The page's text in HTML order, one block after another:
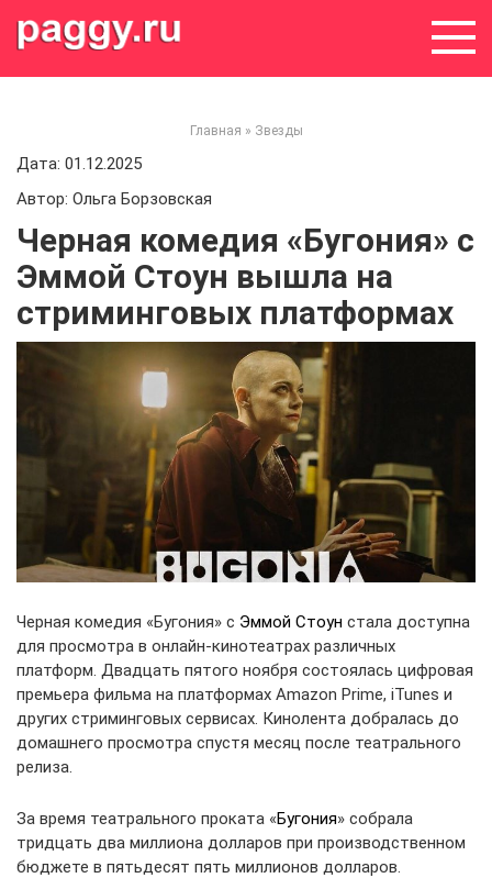
Главная » Звезды
Дата: 01.12.2025
Автор: Ольга Борзовская
Черная комедия «Бугония» с
Эммой Стоун вышла на
стриминговых платформах
Черная комедия «Бугония» с Эммой Стоун стала доступна
для просмотра в онлайн-кинотеатрах различных
платформ. Двадцать пятого ноября состоялась цифровая
премьера фильма на платформах Amazon Prime, iTunes и
других стриминговых сервисах. Кинолента добралась до
домашнего просмотра спустя месяц после театрального
релиза.
За время театрального проката «Бугония» собрала
тридцать два миллиона долларов при производственном
бюджете в пятьдесят пять миллионов долларов.